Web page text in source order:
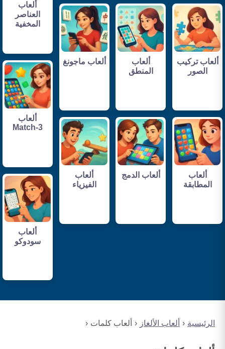
الرئيسية ألعاب الألغاز ألعاب كلمات
ألعاب
العناصر
المخفية
ألعاب تركيب
الصور
ألعاب
المنطق
ألعاب ماجونغ
ألعاب
Match-3
ألعاب
المطابقة
ألعاب الدمج
ألعاب
الفيزياء
ألعاب
سودوكو